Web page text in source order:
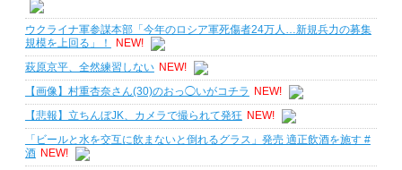
ウクライナ軍参謀本部「今年のロシア軍死傷者24万人…新規兵力の募集
規模を上回る」！
NEW!
萩原京平、全然練習しない NEW!
【画像】村重杏奈さん(30)のおっ◯いがコチラ
NEW!
【悲報】立ちんぼJK、カメラで撮られて発狂 NEW!
「ビールと水を交互に飲まないと倒れるグラス」発売 適正飲酒を施す #
酒 NEW!